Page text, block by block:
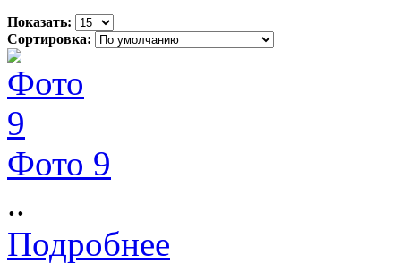
Показать:
Сортировка:
Фото 9
..
Подробнее